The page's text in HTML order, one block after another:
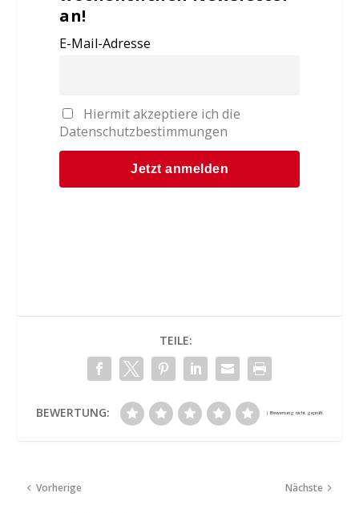
an!
E-Mail-Adresse
Hiermit akzeptiere ich die
Datenschutzbestimmungen
TEILE:
BEWERTUNG:
Vorherige Nächste